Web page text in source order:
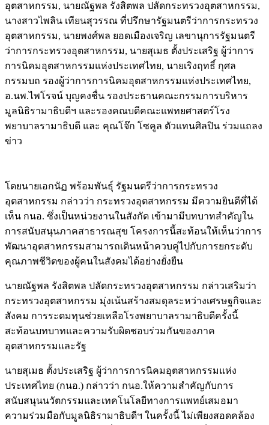
อุตสาหกรรม, นายณัฐพล รังสิตพล ปลัดกระทรวงอุตสาหกรรม,
นางสาวไพลิน เทียนสุวรรณ ที่ปรึกษารัฐมนตรีว่าการกระทรวง
อุตสาหกรรม, นายพงศ์พล ยอดเมืองเจริญ เลขานุการรัฐมนตรี
ว่าการกระทรวงอุตสาหกรรม, นายสุเมธ ตั้งประเสริฐ ผู้ว่าการ
การนิคมอุตสาหกรรมแห่งประเทศไทย, นายเริงฤทธิ์ กุศล
กรรมบถ รองผู้ว่าการการนิคมอุตสาหกรรมแห่งประเทศไทย,
อ.นพ.ไพโรจน์ บุญคงชื่น รองประธานคณะกรรมการบริหาร
มูลนิธิรามาธิบดีฯ และรองคณบดีคณะแพทยศาสตร์โรง
พยาบาลรามาธิบดี และ คุณโจ๊ก โซคูล ตัวแทนศิลปิน ร่วมแถลง
ข่าว
โดยนายเอกนัฏ พร้อมพันธุ์ รัฐมนตรีว่าการกระทรวง
อุตสาหกรรม กล่าวว่า กระทรวงอุตสาหกรรม มีความยินดีที่ได้
เห็น กนอ. ซึ่งเป็นหน่วยงานในสังกัด เข้ามามีบทบาทสำคัญใน
การสนับสนุนภาคสาธารณสุข โครงการนี้สะท้อนให้เห็นว่าการ
พัฒนาอุตสาหกรรมสามารถเดินหน้าควบคู่ไปกับการยกระดับ
คุณภาพชีวิตของผู้คนในสังคมได้อย่างยั่งยืน
นายณัฐพล รังสิตพล ปลัดกระทรวงอุตสาหกรรม กล่าวเสริมว่า
กระทรวงอุตสาหกรรม มุ่งเน้นสร้างสมดุลระหว่างเศรษฐกิจและ
สังคม การระดมทุนช่วยเหลือโรงพยาบาลรามาธิบดีครั้งนี้
สะท้อนบทบาทและความรับผิดชอบร่วมกันของภาค
อุตสาหกรรมและรัฐ
นายสุเมธ ตั้งประเสริฐ ผู้ว่าการการนิคมอุตสาหกรรมแห่ง
ประเทศไทย (กนอ.) กล่าวว่า กนอ.ให้ความสำคัญกับการ
สนับสนุนนวัตกรรมและเทคโนโลยีทางการแพทย์เสมอมา
ความร่วมมือกับมูลนิธิรามาธิบดีฯ ในครั้งนี้ ไม่เพียงสอดคล้อง